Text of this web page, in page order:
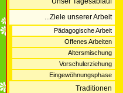
...Ziele unserer Arbeit
Pädagogische Arbeit
Offenes Arbeiten
Altersmischung
Vorschulerziehung
Eingewöhnungsphase
Traditionen